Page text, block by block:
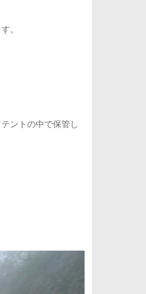
。
ントの中で保管し